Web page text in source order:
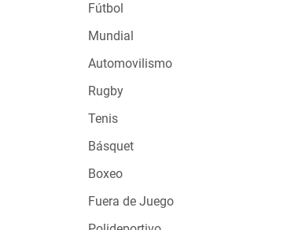
Fútbol
Mundial
Automovilismo
Rugby
Tenis
Básquet
Boxeo
Fuera de Juego